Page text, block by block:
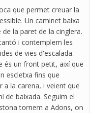
que permet creuar la
Un caminet baixa
la paret de la cinglera.
i contemplem les
de vies d'escalada.
és un front petit, així que
escletxa fins que
a la carena, i veient que
de baixada. Seguim el
tornem a Adons, on